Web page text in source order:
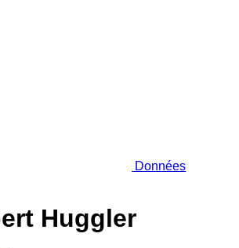
Données
Huggler